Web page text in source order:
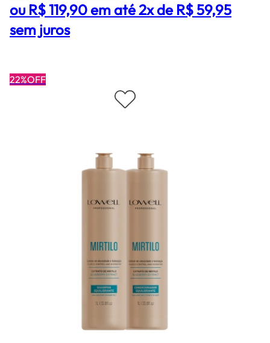
ou R$ 119,90 em até 2x de R$ 59,95
sem juros
22%OFF